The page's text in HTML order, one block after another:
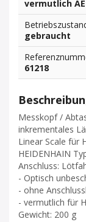
vermutlich AE
gebraucht
61218
Messkopf /
inkrementales
Linear Scale für
HEIDENHAIN
Anschluss:
- Optisch
- ohne
- vermutlich für
Gewicht: 200 g